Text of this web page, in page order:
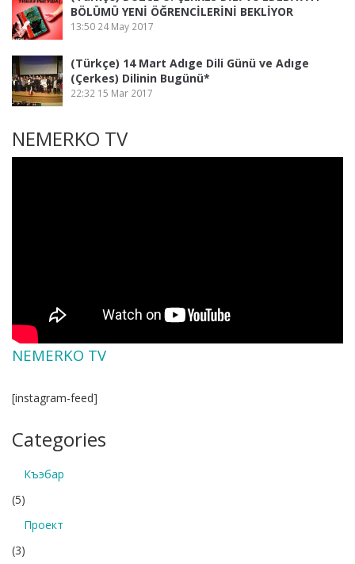
BÖLÜMÜ YENİ ÖĞRENCİLERİNİ BEKLİYOR
13:50 24 May 2017
(Türkçe) 14 Mart Adıge Dili Günü ve Adıge
(Çerkes) Dilinin Bugünü*
22:32 15 Mar 2017
NEMERKO TV
NEMERKO TV
[instagram-feed]
Categories
Къэбар
(5)
Проект
(3)